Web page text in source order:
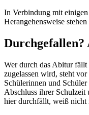
In Verbindung mit
Herangehensweise
Durchgefallen?
Wer durch das Abitur
zugelassen wird, steht
Schülerinnen und
Abschluss ihrer Schulzeit
hier durchfällt, weiß nicht